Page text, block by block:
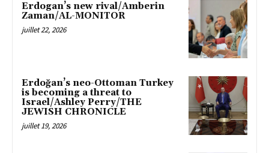
Erdogan’s new rival/Amberin
Zaman/AL-MONITOR
juillet 22, 2026
Erdoğan’s neo-Ottoman Turkey
is becoming a threat to
Israel/Ashley Perry/THE
JEWISH CHRONICLE
juillet 19, 2026